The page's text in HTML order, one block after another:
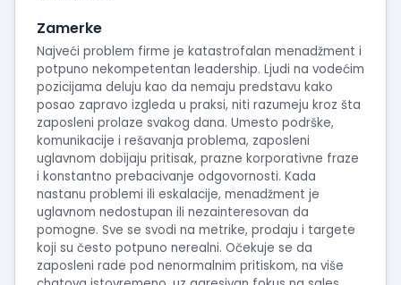
Zamerke
Najveći problem firme je katastrofalan menadžment i
potpuno nekompetentan leadership. Ljudi na vodećim
pozicijama deluju kao da nemaju predstavu kako
posao zapravo izgleda u praksi, niti razumeju kroz šta
zaposleni prolaze svakog dana. Umesto podrške,
komunikacije i rešavanja problema, zaposleni
uglavnom dobijaju pritisak, prazne korporativne fraze
i konstantno prebacivanje odgovornosti. Kada
nastanu problemi ili eskalacije, menadžment je
uglavnom nedostupan ili nezainteresovan da
pomogne. Sve se svodi na metrike, prodaju i targete
koji su često potpuno nerealni. Očekuje se da
zaposleni rade pod nenormalnim pritiskom, na više